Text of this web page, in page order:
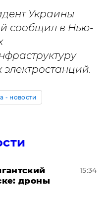
Украины
сообщил в Нью-
- новости
дроны
15:34